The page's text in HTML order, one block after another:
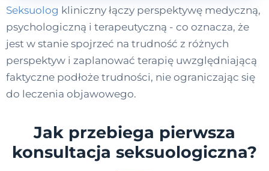
Seksuolog kliniczny łączy perspektywę medyczną,
psychologiczną i terapeutyczną - co oznacza, że
jest w stanie spojrzeć na trudność z różnych
perspektyw i zaplanować terapię uwzględniającą
faktyczne podłoże trudności, nie ograniczając się
do leczenia objawowego.
Jak przebiega pierwsza
konsultacja seksuologiczna?